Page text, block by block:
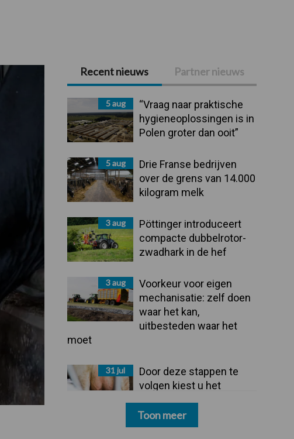
Primaire
Sidebar
Recent nieuws Partner nieuws
5 aug
“Vraag naar praktische
hygieneoplossingen is in
Polen groter dan ooit”
5 aug
Drie Franse bedrijven
over de grens van 14.000
kilogram melk
3 aug
Pöttinger introduceert
compacte dubbelrotor-
zwadhark in de hef
3 aug
Voorkeur voor eigen
mechanisatie: zelf doen
waar het kan,
uitbesteden waar het
moet
31 jul
Door deze stappen te
volgen kiest u het
dipmiddel dat bij uw
bedrijf past
Toon meer